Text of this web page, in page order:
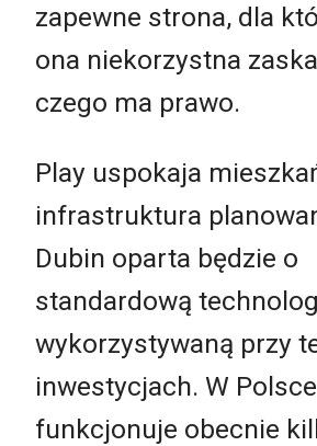
zapewne strona, dla
ona niekorzystna
czego ma prawo.
Play uspokaja
infrastruktura
Dubin oparta będzie o
standardową
wykorzystywaną przy
inwestycjach. W Polsce
funkcjonuje obecnie